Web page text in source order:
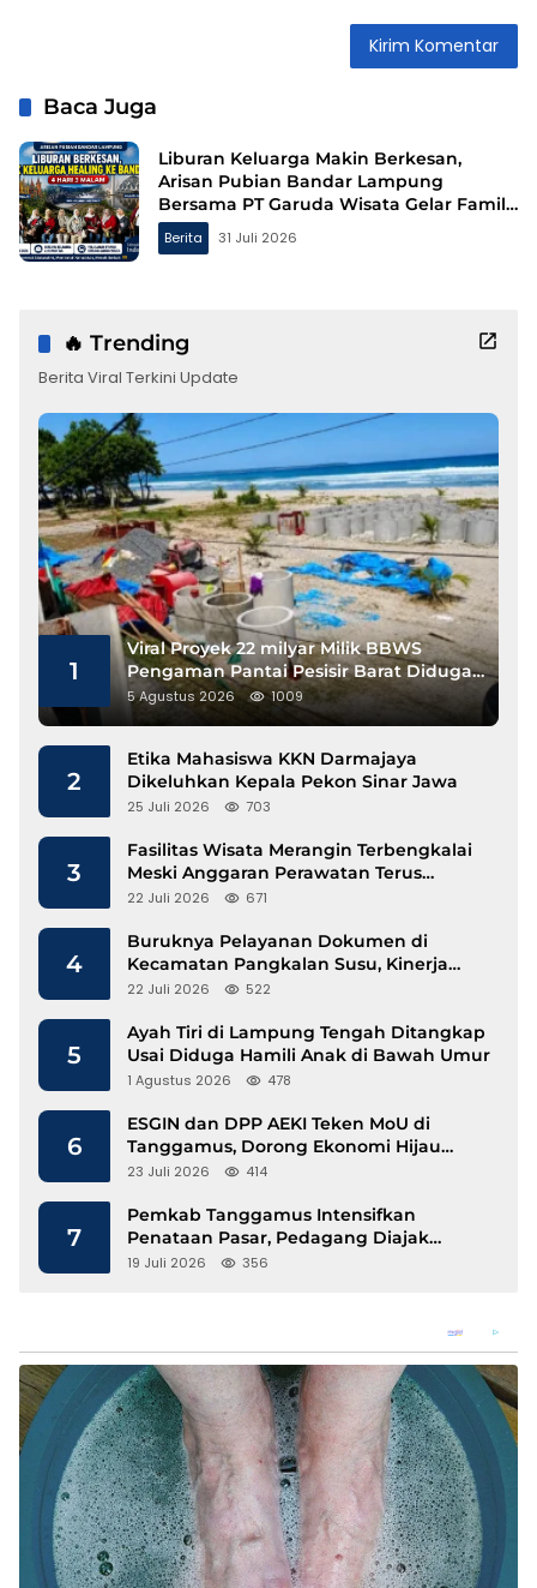
Baca Juga
Liburan Keluarga Makin Berkesan,
Arisan Pubian Bandar Lampung
Bersama PT Garuda Wisata Gelar Family
Gathering ke Bandung
Berita 31 Juli 2026
🔥 Trending
Berita Viral Terkini Update
1
Viral Proyek 22 milyar Milik BBWS
Pengaman Pantai Pesisir Barat Diduga
Gunakan Besi Banci
5 Agustus 2026 1009
2
Etika Mahasiswa KKN Darmajaya
Dikeluhkan Kepala Pekon Sinar Jawa
25 Juli 2026 703
3
Fasilitas Wisata Merangin Terbengkalai
Meski Anggaran Perawatan Terus
Mengalir
22 Juli 2026 671
4
Buruknya Pelayanan Dokumen di
Kecamatan Pangkalan Susu, Kinerja
Disdukcapil Langkat Disorot
22 Juli 2026 522
5
Ayah Tiri di Lampung Tengah Ditangkap
Usai Diduga Hamili Anak di Bawah Umur
1 Agustus 2026 478
6
ESGIN dan DPP AEKI Teken MoU di
Tanggamus, Dorong Ekonomi Hijau
Berbasis Kopi dan Perdagangan Karbon
23 Juli 2026 414
7
Pemkab Tanggamus Intensifkan
Penataan Pasar, Pedagang Diajak
Tempati Pasar Modern Talang Padang
19 Juli 2026 356